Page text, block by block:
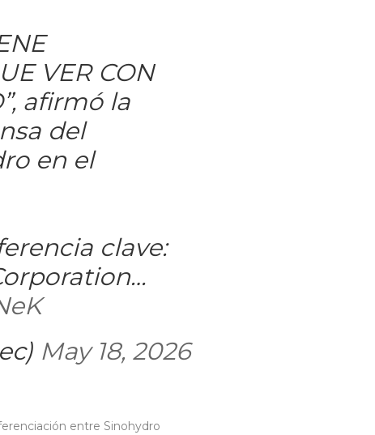
VER CON
afirmó la
del
en el
clave:
May 18, 2026
entre Sinohydro